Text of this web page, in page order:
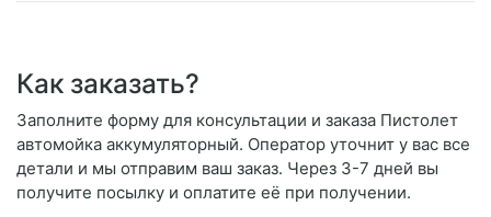
Как заказать?
Заполните форму для консультации и заказа Пистолет
автомойка аккумуляторный. Оператор уточнит у вас все
детали и мы отправим ваш заказ. Через 3-7 дней вы
получите посылку и оплатите её при получении.